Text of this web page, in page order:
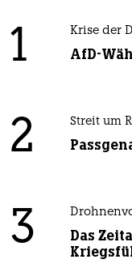
1 Krise der
AfD-
2 Streit um
3
Das